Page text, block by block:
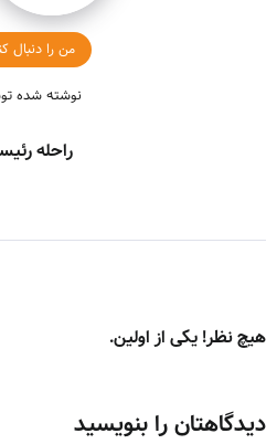
من را دنبال
نوشته شده
راحله
هیچ نظر! یکی از اولین.
دیدگاهتان را بنویسید